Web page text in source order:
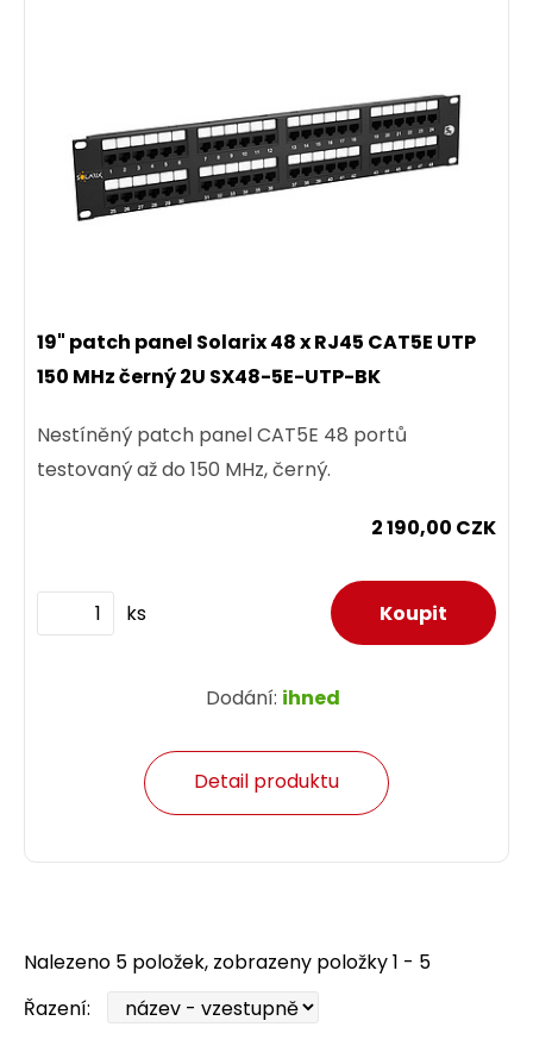
19" patch panel Solarix 48 x RJ45 CAT5E UTP
150 MHz černý 2U SX48-5E-UTP-BK
Nestíněný patch panel CAT5E 48 portů
testovaný až do 150 MHz, černý.
2 190,00 CZK
ks
Dodání: ihned
Detail produktu
Nalezeno 5 položek, zobrazeny položky 1 - 5
Řazení: